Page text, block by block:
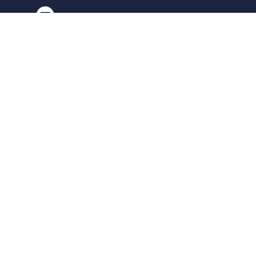
k paginecadute.info@gmail.com